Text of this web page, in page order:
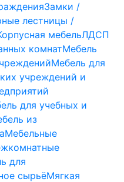
Замки /
лестницы /
мебельЛДСП
комнатМебель
Мебель для
учреждений и
для учебных и
из
Мебельные
для
сырьёМягкая